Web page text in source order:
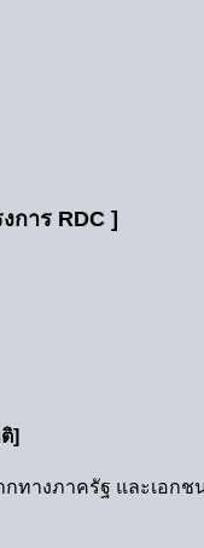
าร RDC ]
]
งภาครัฐ และเอ